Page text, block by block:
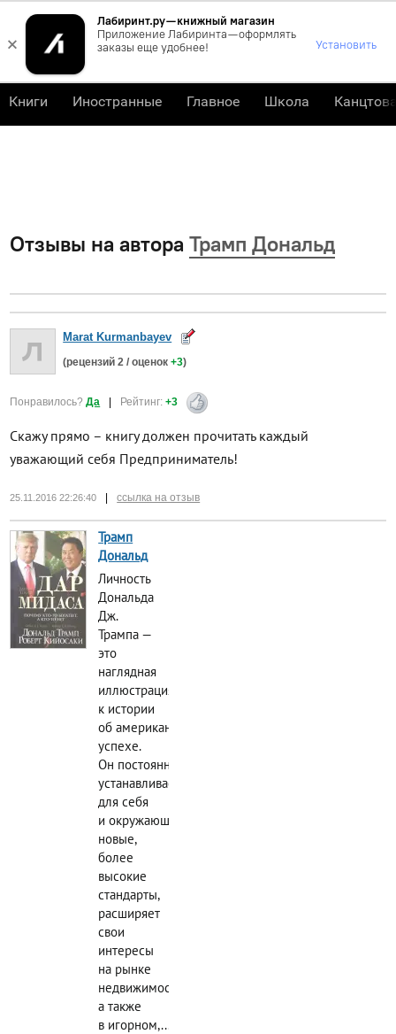
×
Лабиринт.ру — книжный магазин
Приложение Лабиринта — оформлять
заказы еще удобнее!
Установить
Отзывы на автораТрамп Дональд
Marat Kurmanbayev
(рецензий2 / оценок+3)
Понравилось?Да Рейтинг:+3
Скажу прямо – книгу должен прочитать каждый
уважающий себя Предприниматель!
25.11.2016 22:26:40 | ссылка на отзыв
Трамп
Дональд
Личность
Дональда
Дж.
Трампа —
это
наглядная
иллюстрация
к истории
об американском
успехе.
Он постоянно
устанавливает
для себя
и окружающих
новые,
более
высокие
стандарты,
расширяет
свои
интересы
на рынке
недвижимости,
а также
в игорном,...
Книги Иностранные Главное Школа